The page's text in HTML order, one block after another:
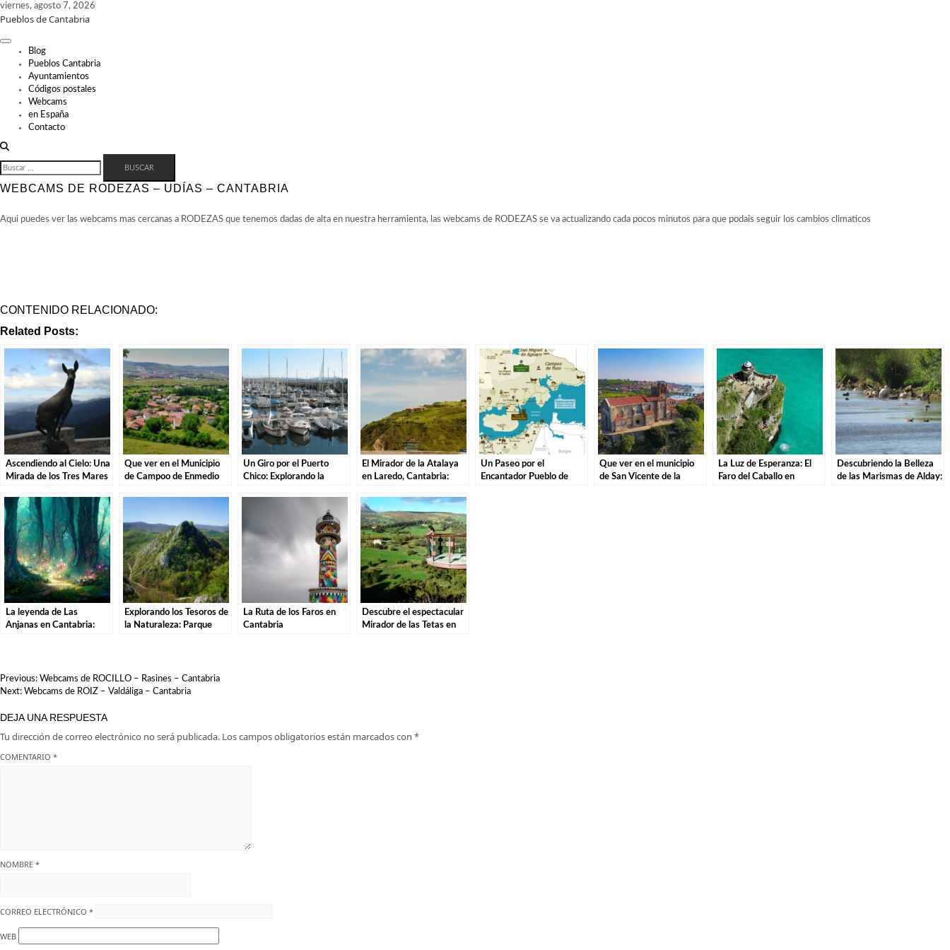
Skip
to
viernes, agosto 7, 2026
Pueblos de Cantabria
Blog
Pueblos Cantabria
Ayuntamientos
Códigos postales
Webcams
en España
Contacto
BUSCAR:
WEBCAMS DE RODEZAS – UDÍAS – CANTABRIA
Aqui puedes ver las webcams mas cercanas a RODEZAS que tenemos dadas de alta en nuestra herramienta, las webcams de RODEZAS se va actualizando cada pocos minutos para que podais seguir los cambios climaticos
CONTENIDO RELACIONADO:
Related Posts:
Ascendiendo al Cielo: Una
Mirada de los Tres Mares
Que ver en el Municipio
de Campoo de Enmedio
Un Giro por el Puerto
Chico: Explorando la
El Mirador de la Atalaya
en Laredo, Cantabria:
la Costa Cántabra
Un Paseo por el
Encantador Pueblo de
Que ver en el municipio
de San Vicente de la
La Luz de Esperanza: El
Faro del Caballo en
Descubriendo la Belleza
de las Marismas de Alday:
La leyenda de Las
Anjanas en Cantabria:
Explorando los Tesoros de
la Naturaleza: Parque
La Ruta de los Faros en
Cantabria
Descubre el espectacular
Mirador de las Tetas en
NAVEGACIÓN
DE
Previous: Webcams de ROCILLO – Rasines – Cantabria
Next: Webcams de ROIZ – Valdáliga – Cantabria
DEJA UNA RESPUESTA
Tu dirección de correo electrónico no será publicada. Los campos obligatorios están marcados con *
COMENTARIO *
NOMBRE *
CORREO ELECTRÓNICO *
WEB